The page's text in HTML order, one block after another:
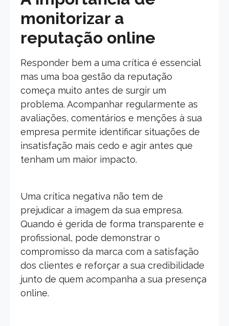
monitorizar a
reputação online
Responder bem a uma crítica é essencial
mas uma boa gestão da reputação
começa muito antes de surgir um
problema. Acompanhar regularmente as
avaliações, comentários e menções à sua
empresa permite identificar situações de
insatisfação mais cedo e agir antes que
tenham um maior impacto.
Uma crítica negativa não tem de
prejudicar a imagem da sua empresa.
Quando é gerida de forma transparente e
profissional, pode demonstrar o
compromisso da marca com a satisfação
dos clientes e reforçar a sua credibilidade
junto de quem acompanha a sua presença
online.